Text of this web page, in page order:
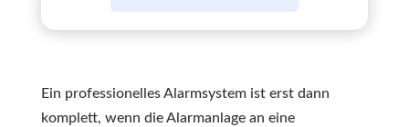
Ein professionelles Alarmsystem ist erst dann
komplett, wenn die Alarmanlage an eine